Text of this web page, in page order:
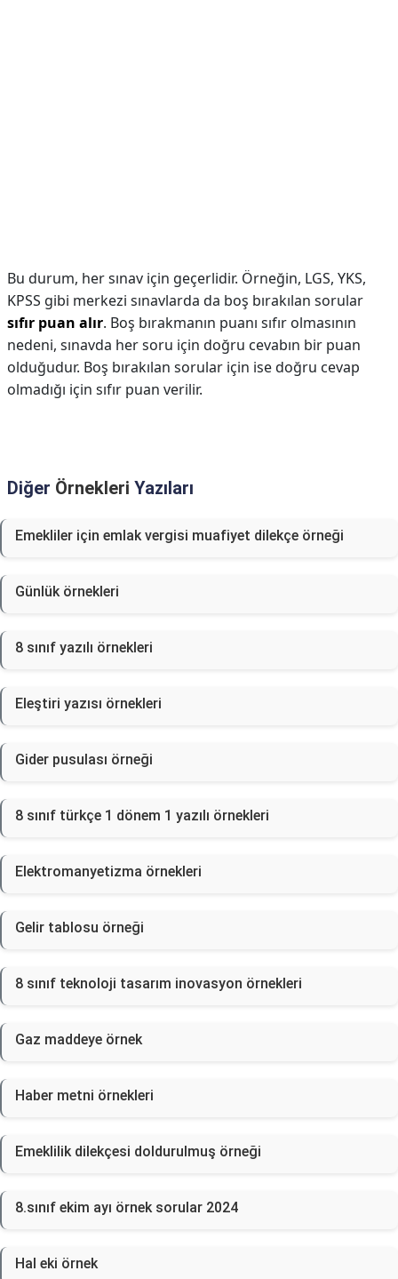
Bu durum, her sınav için geçerlidir. Örneğin, LGS, YKS,
KPSS gibi merkezi sınavlarda da boş bırakılan sorular
sıfır puan alır. Boş bırakmanın puanı sıfır olmasının
nedeni, sınavda her soru için doğru cevabın bir puan
olduğudur. Boş bırakılan sorular için ise doğru cevap
olmadığı için sıfır puan verilir.
Diğer Örnekleri Yazıları
Emekliler için emlak vergisi muafiyet dilekçe örneği
Günlük örnekleri
8 sınıf yazılı örnekleri
Eleştiri yazısı örnekleri
Gider pusulası örneği
8 sınıf türkçe 1 dönem 1 yazılı örnekleri
Elektromanyetizma örnekleri
Gelir tablosu örneği
8 sınıf teknoloji tasarım inovasyon örnekleri
Gaz maddeye örnek
Haber metni örnekleri
Emeklilik dilekçesi doldurulmuş örneği
8.sınıf ekim ayı örnek sorular 2024
Hal eki örnek